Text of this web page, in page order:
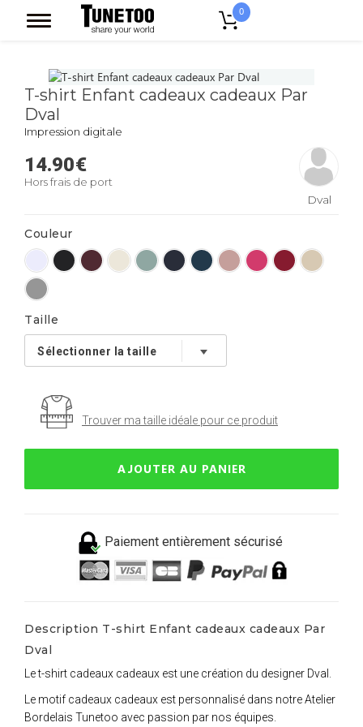
0
T-shirt Enfant cadeaux cadeaux Par Dval
T-shirt Enfant cadeaux cadeaux Par
Dval
Impression digitale
14.90€
Hors frais de port
Dval
Couleur
Taille
Trouver ma taille idéale pour ce produit
AJOUTER AU PANIER
Paiement entièrement sécurisé
Description T-shirt Enfant cadeaux cadeaux Par
Dval
Le t-shirt cadeaux cadeaux est une création du designer Dval.
Le motif cadeaux cadeaux est personnalisé dans notre Atelier
Bordelais Tunetoo avec passion par nos équipes.